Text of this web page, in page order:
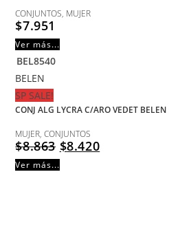
CONJUNTOS, MUJER
$7.951
Ver más...
BEL8540
BELEN
SP SALE!
CONJ ALG LYCRA C/ARO VEDET BELEN
MUJER,CONJUNTOS
$8.863 $8.420
Ver más...